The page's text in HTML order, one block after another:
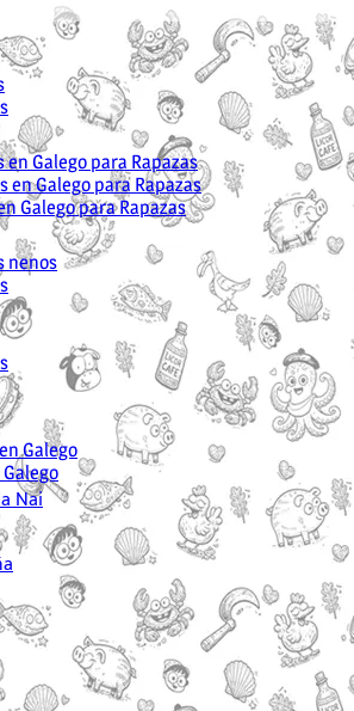
en Galego para Rapazas
en Galego para Rapazas
Galego para Rapazas
nenos
Galego
Nai